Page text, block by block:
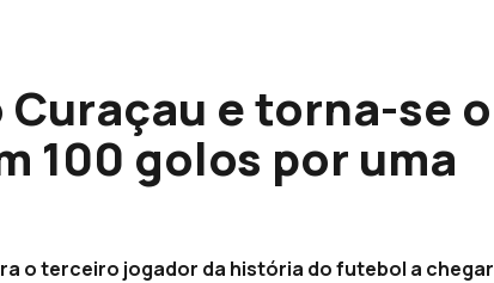
e torna-se o
100 golos por uma
o terceiro jogador da história do futebol a chegar